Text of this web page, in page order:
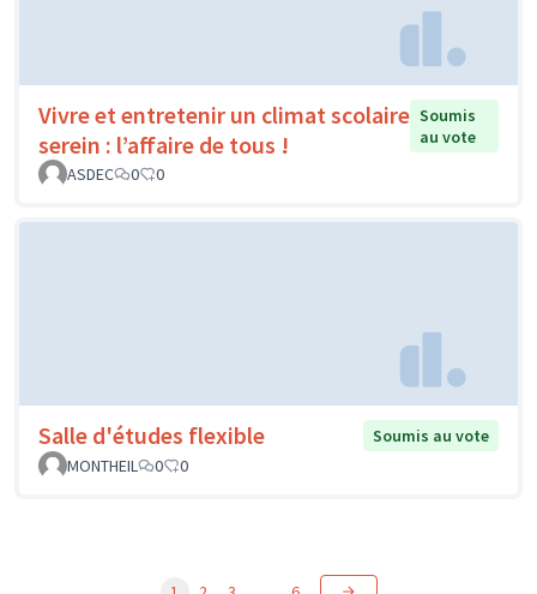
Vivre et entretenir un climat scolaire
serein : l’affaire de tous !
Soumis
au vote
ASDEC
0 0
Salle d'études flexible
Soumis au vote
MONTHEIL
0 0